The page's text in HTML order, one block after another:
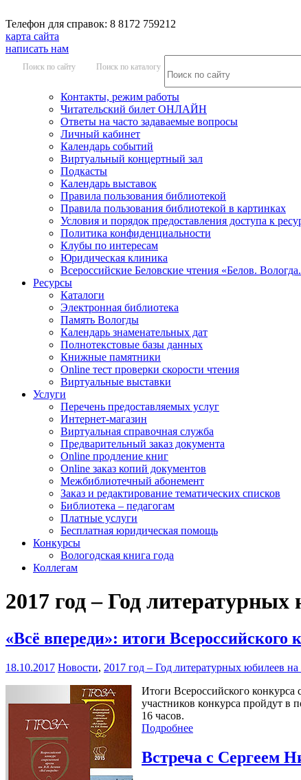
Телефон для справок: 8 8172 759212
карта сайта
написать нам
Поиск по сайту Поиск по каталогу
Контакты, режим работы
Читательский билет ОНЛАЙН
Ответы на часто задаваемые вопросы
Личный кабинет
Календарь событий
Виртуальный концертный зал
Подкасты
Календарь выставок
Правила пользования библиотекой
Правила пользования библиотекой в картинках
Условия и порядок предоставления доступа к
Политика конфиденциальности
Клубы по интересам
Юридическая клиника
Всероссийские Беловские чтения «Белов.
Ресурсы
Каталоги
Электронная библиотека
Память Вологды
Календарь знаменательных дат
Полнотекстовые базы данных
Книжные памятники
Online тест проверки скорости чтения
Виртуальные выставки
Услуги
Перечень предоставляемых услуг
Интернет-магазин
Виртуальная справочная служба
Предварительный заказ документа
Online продление книг
Online заказ копий документов
Межбиблиотечный абонемент
Заказ и редактирование тематических списков
Библиотека – педагогам
Платные услуги
Бесплатная юридическая помощь
Конкурсы
Вологодская книга года
Коллегам
2017 год – Год
«Всё впереди»: итоги Всероссийского
18.10.2017 Новости, 2017 год – Год литературных юбилеев
Итоги Всероссийского
участников конкурса пройдут в
16 часов.
Подробнее
Встреча с Сергеем